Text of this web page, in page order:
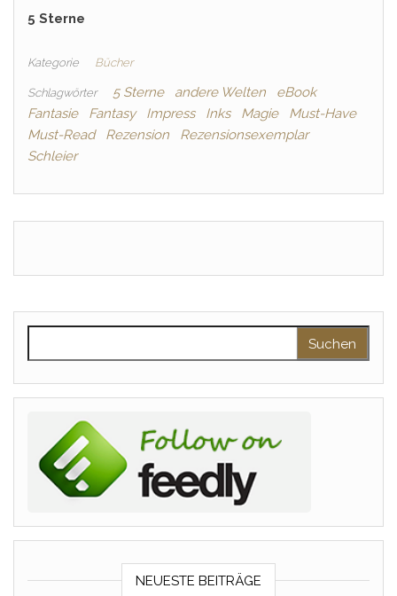
5 Sterne
Kategorie Bücher
Schlagwörter 5 Sterne andere Welten
eBook
Fantasie
Fantasy Impress Inks Magie
Must-Have
Must-Read
Rezension
Rezensionsexemplar
Schleier
NEUESTE BEITRÄGE